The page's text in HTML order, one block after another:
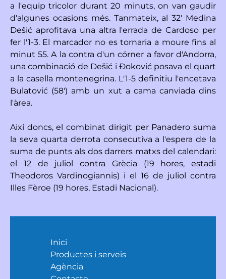
a l'equip tricolor durant 20 minuts, on van gaudir
d'algunes ocasions més. Tanmateix, al 32' Medina
Dešić aprofitava una altra l'errada de Cardoso per
fer l'1-3. El marcador no es tornaria a moure fins al
minut 55. A la contra d'un córner a favor d'Andorra,
una combinació de Dešić i Đoković posava el quart
a la casella montenegrina. L'1-5 definitiu l'encetava
Bulatović (58') amb un xut a cama canviada dins
l'àrea.
Així doncs, el combinat dirigit per Panadero suma
la seva quarta derrota consecutiva a l'espera de la
suma de punts als dos darrers matxs del calendari:
el 12 de juliol contra Grècia (19 hores, estadi
Theodoros Vardinogiannis) i el 16 de juliol contra
Illes Fèroe (19 hores, Estadi Nacional).
Inici
Productes i serveis
Agència